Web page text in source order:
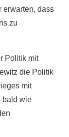
erwarten, dass
zu
Politik mit
die Politik
mit
bald wie